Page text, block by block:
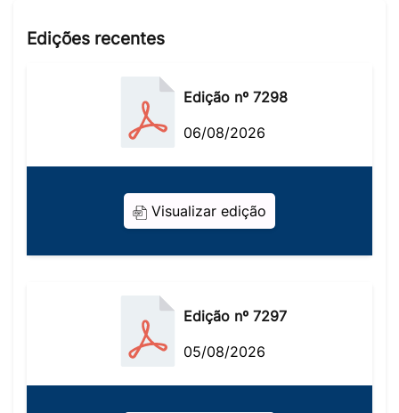
Edições recentes
Edição nº 7298
06/08/2026
Visualizar edição
Edição nº 7297
05/08/2026